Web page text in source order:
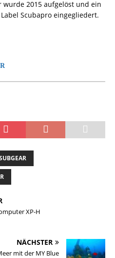
wurde 2015 aufgelöst und ein
Scubapro eingegliedert.
XP-H
NÄCHSTER
mit der MY Blue